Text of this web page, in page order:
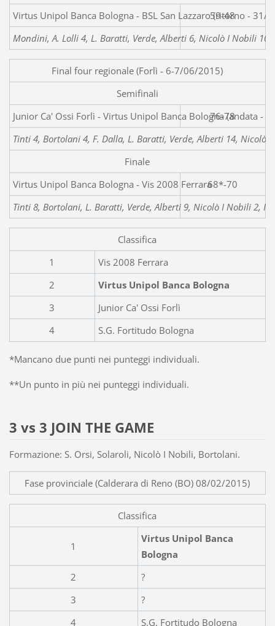
Virtus Unipol Banca Bologna - BSL San Lazzaro (ritorno - 31/
59-48
Mondini, A. Lolli 4, L. Baratti, Verde, Alberti 6, Nicolò I Nobili
Final four regionale (Forlì - 6-7/06/2015)
Semifinali
Junior Ca' Ossi Forlì - Virtus Unipol
76-78
Tinti 4, Bortolani 4, F. Dalla, L. Baratti, Verde, Alberti 14, Nicolò
Finale
Virtus Unipol Banca Bologna - Vis 2008 Ferrara68*-70
Tinti 8, Bortolani, L. Baratti, Verde, Alberti 9, Nicolò I Nobili 2,
Classifica
1
Vis 2008 Ferrara
2
Virtus Unipol Banca Bologna
3
Junior Ca' Ossi Forlì
4
S.G. Fortitudo Bologna
*Mancano due punti nei punteggi individuali.
**Un punto in più nei punteggi individuali.
3 vs 3 JOIN THE GAME
Formazione: S. Orsi, Solaroli, Nicolò I Nobili, Bortolani.
Fase provinciale (Calderara di Reno (BO) 08/02/2015)
Classifica
1
Virtus Unipol Banca
Bologna
2
?
3
?
4
S.G. Fortitudo Bologna